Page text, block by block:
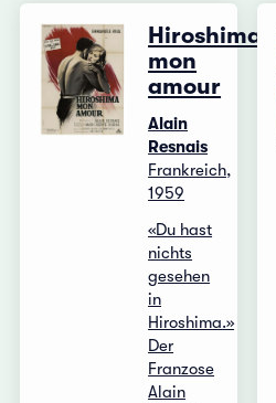
Hiroshima,
mon
amour
Alain
Resnais
Frankreich,
1959
«Du hast
nichts
gesehen
in
Hiroshima.»
Der
Franzose
Alain